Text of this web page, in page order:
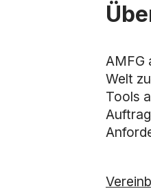
AMFG
Welt
Tools